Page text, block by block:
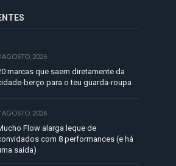
AGOSTO, 2026
marcas que saem diretamente da
berço para o teu guarda-roupa
AGOSTO, 2026
Flow alarga leque de
com 8 performances (e há
saída)